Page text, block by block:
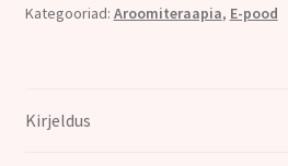
10ml
Kategooriad: Aroomiteraapia, E-pood
Kirjeldus